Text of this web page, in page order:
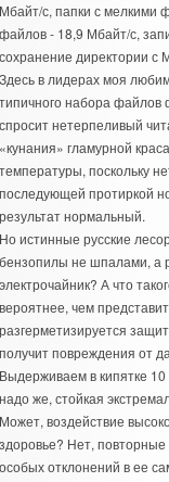
с, папки с мелкими
- 18,9 Мбайт/с,
директории
в лидерах моя
набора файлов
нетерпеливый
гламурной
поскольку
протиркой
нормальный.
истинные русские
не шпалами, а
А что
чем
повреждения от
в кипятке
же, стойкая
воздействие
Нет,
отклонений в ее